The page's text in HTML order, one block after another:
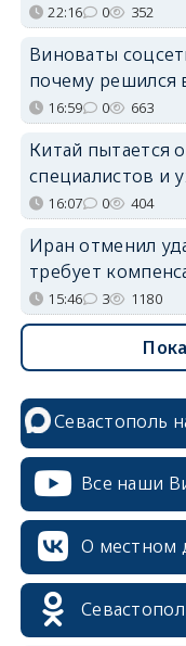
22:16 0 352
Виноваты
почему решился
16:59 0 663
Китай пытается
специалистов и
16:07 0 404
Иран отменил
требует
15:46 3 1180
Севастополь
Все наши
О местном